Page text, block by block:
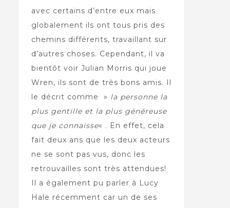
avec certains d’entre eux mais
globalement ils ont tous pris des
chemins différents, travaillant sur
d’autres choses. Cependant, il va
bientôt voir Julian Morris qui joue
Wren, ils sont de très bons amis. Il
le décrit comme » la personne la
plus gentille et la plus généreuse
que je connaisse« . En effet, cela
fait deux ans que les deux acteurs
ne se sont pas vus, donc les
retrouvailles sont très attendues!
Il a également pu parler à Lucy
Hale récemment car un de ses